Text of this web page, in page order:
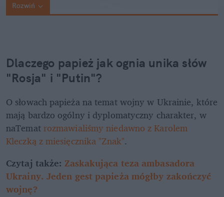
Rozwiń
Dlaczego papież jak ognia unika słów
"Rosja" i "Putin"?
O słowach papieża na temat wojny w Ukrainie, które
mają bardzo ogólny i dyplomatyczny charakter, w
naTemat rozmawialiśmy niedawno z Karolem
Kleczką z miesięcznika "Znak".
Czytaj także: Zaskakująca teza ambasadora
Ukrainy. Jeden gest papieża mógłby zakończyć
wojnę?